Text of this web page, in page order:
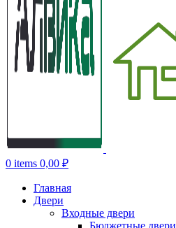
0 items 0,00 ₽
Главная
Двери
Входные двери